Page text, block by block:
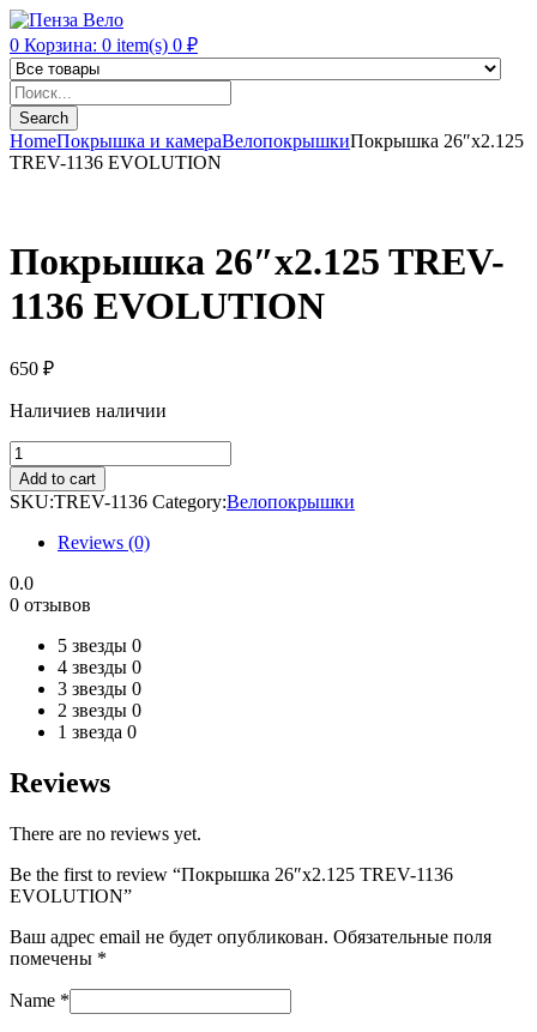
0 Корзина: 0 item(s) 0 ₽
Products
search
Search
HomeПокрышка и камераВелопокрышкиПокрышка 26″x2.125
TREV-1136 EVOLUTION
Покрышка 26″x2.125 TREV-
1136 EVOLUTION
650 ₽
Наличиев наличии
Покрышка
26"x2.125
TREV-
1136
EVOLUTION
quantity
Add to cart
SKU:TREV-1136 Category:Велопокрышки
Reviews (0)
0.0
0 отзывов
5 звезды 0
4 звезды 0
3 звезды 0
2 звезды 0
1 звезда 0
Reviews
There are no reviews yet.
Be the first to review “Покрышка 26″x2.125 TREV-1136
EVOLUTION”
Ваш адрес email не будет опубликован. Обязательные поля
помечены *
Name *